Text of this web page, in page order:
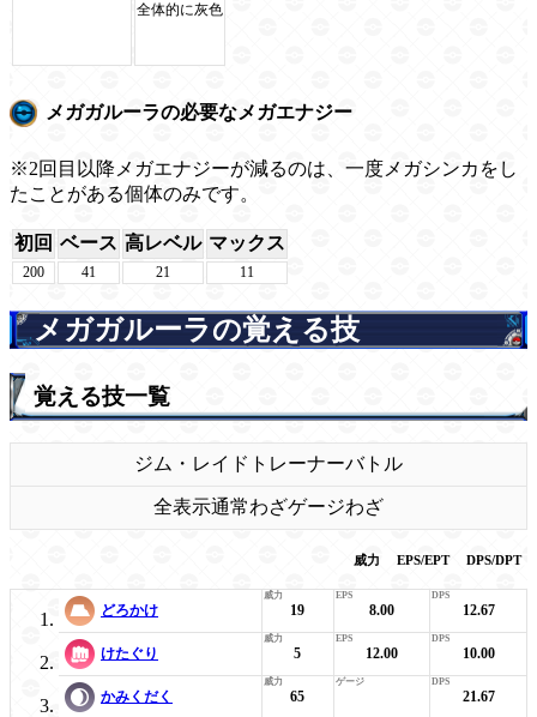
全体的に灰色
メガガルーラの必要なメガエナジー
※2回目以降メガエナジーが減るのは、一度メガシンカをし
たことがある個体のみです。
初回 ベース 高レベル マックス
200 41 21 11
メガガルーラの覚える技
覚える技一覧
ジム・レイド トレーナーバトル
全表示通常わざゲージわざ
威力 EPS/EPT DPS/DPT
どろかけ 19 8.00 12.67
けたぐり 5 12.00 10.00
かみくだく 65 21.67